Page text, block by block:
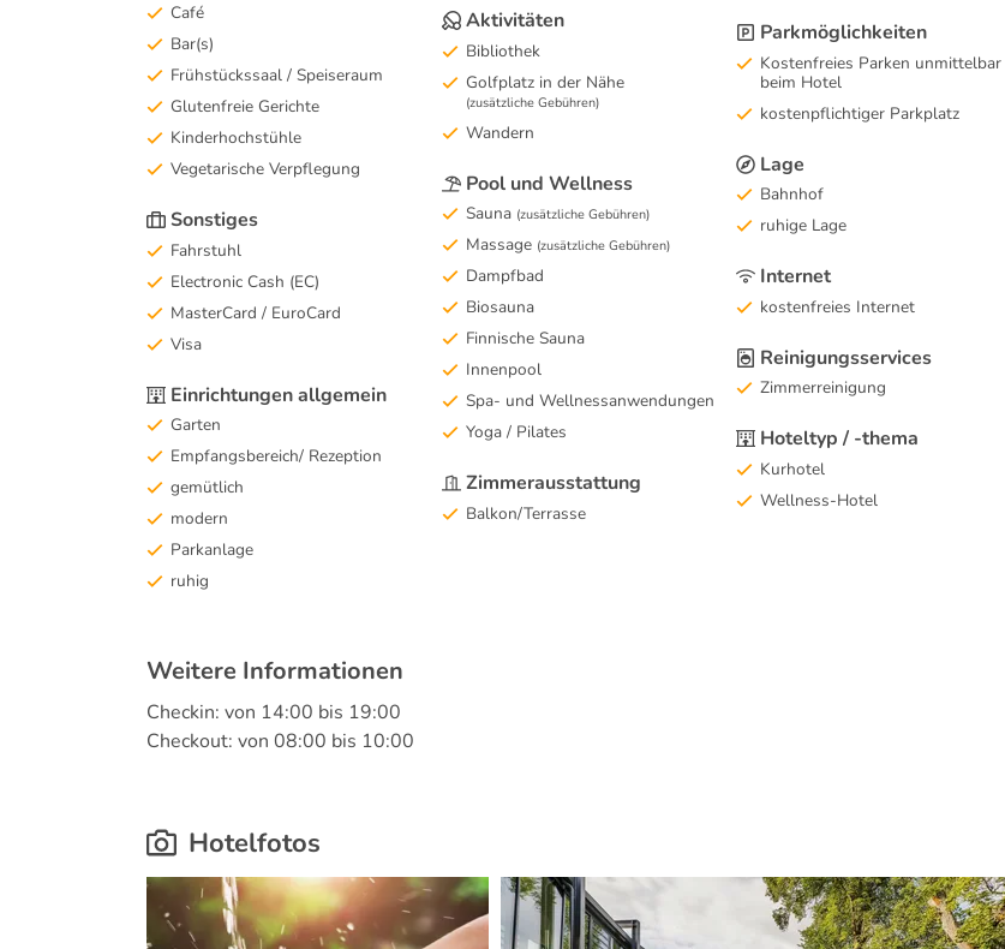
Café
Bar(s)
Frühstückssaal / Speiseraum
Glutenfreie Gerichte
Kinderhochstühle
Vegetarische Verpflegung
Sonstiges
Fahrstuhl
Electronic Cash (EC)
MasterCard / EuroCard
Visa
Einrichtungen allgemein
Garten
Empfangsbereich/ Rezeption
gemütlich
modern
Parkanlage
ruhig
Aktivitäten
Bibliothek
Golfplatz in der Nähe
(zusätzliche Gebühren)
Wandern
Pool und Wellness
Sauna (zusätzliche Gebühren)
Massage (zusätzliche Gebühren)
Dampfbad
Biosauna
Finnische Sauna
Innenpool
Spa- und Wellnessanwendungen
Yoga / Pilates
Zimmerausstattung
Balkon/Terrasse
Parkmöglichkeiten
Kostenfreies Parken unmittelbar
beim Hotel
kostenpflichtiger Parkplatz
Lage
Bahnhof
ruhige Lage
Internet
kostenfreies Internet
Reinigungsservices
Zimmerreinigung
Hoteltyp / -thema
Kurhotel
Wellness-Hotel
Weitere Informationen
Checkin: von 14:00 bis 19:00
Checkout: von 08:00 bis 10:00
Hotelfotos